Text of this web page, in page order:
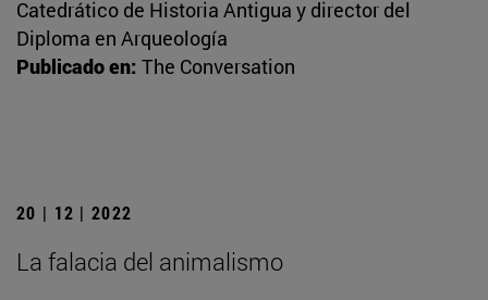
Catedrático de Historia Antigua y director del
Diploma en Arqueología
Publicado en: The Conversation
20 | 12 | 2022
La falacia del animalismo